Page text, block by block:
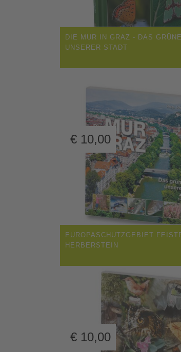
DIE MUR IN GRAZ - DAS
UNSERER STADT
€ 10,00
EUROPASCHUTZGEBIET
HERBERSTEIN
€ 10,00